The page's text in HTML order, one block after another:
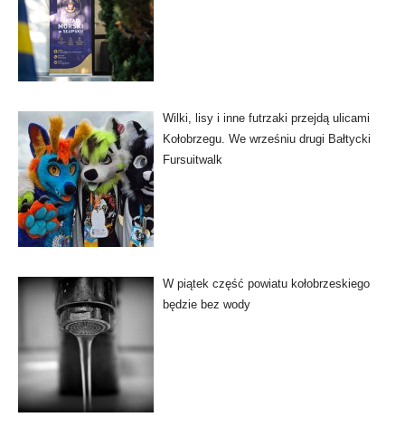
Wilki, lisy i inne futrzaki przejdą ulicami
Kołobrzegu. We wrześniu drugi Bałtycki
Fursuitwalk
W piątek część powiatu kołobrzeskiego
będzie bez wody